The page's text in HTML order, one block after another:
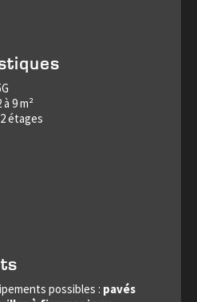
9 m²
étages
possibles : pavés